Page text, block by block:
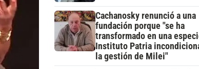
Cachanosky renunció a una
fundación porque "se ha
transformado en una
Instituto Patria
la gestión de Milei"